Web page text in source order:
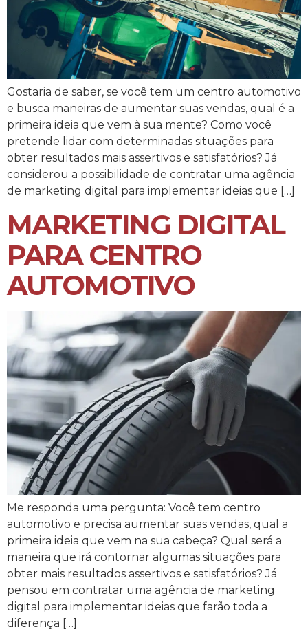
Gostaria de saber, se você tem um centro automotivo
e busca maneiras de aumentar suas vendas, qual é a
primeira ideia que vem à sua mente? Como você
pretende lidar com determinadas situações para
obter resultados mais assertivos e satisfatórios? Já
considerou a possibilidade de contratar uma agência
de marketing digital para implementar ideias que […]
MARKETING DIGITAL
PARA CENTRO
AUTOMOTIVO
Me responda uma pergunta: Você tem centro
automotivo e precisa aumentar suas vendas, qual a
primeira ideia que vem na sua cabeça? Qual será a
maneira que irá contornar algumas situações para
obter mais resultados assertivos e satisfatórios? Já
pensou em contratar uma agência de marketing
digital para implementar ideias que farão toda a
diferença […]